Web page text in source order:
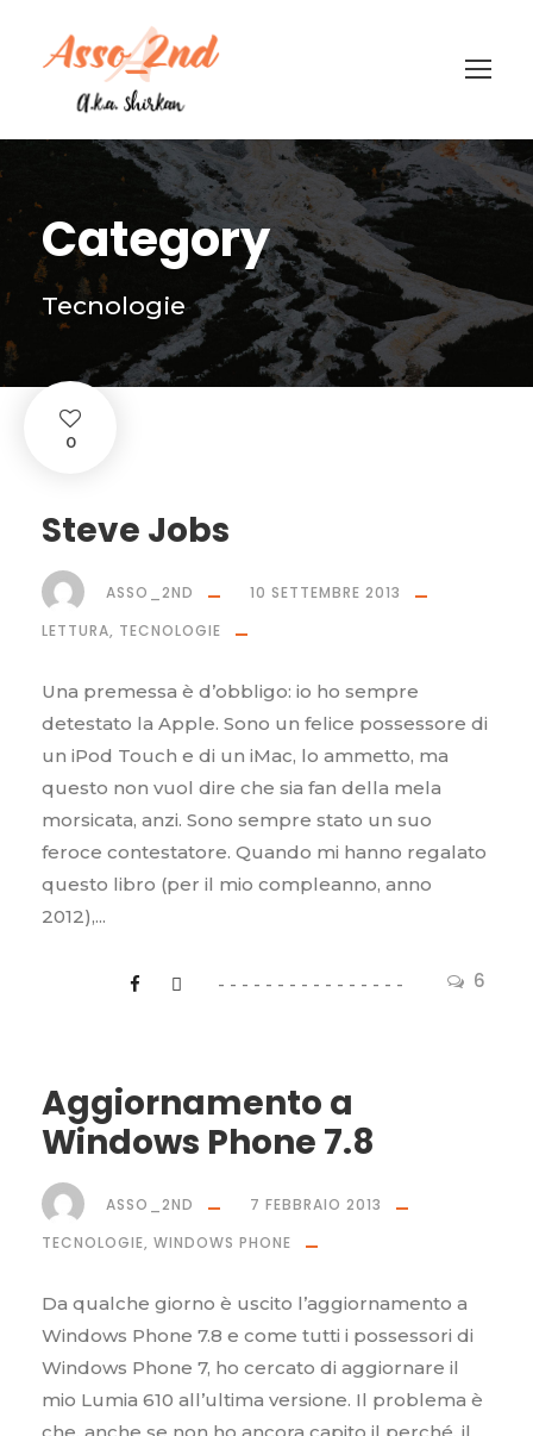
Category
Tecnologie
0
Steve Jobs
6
ASSO_2ND
10 SETTEMBRE 2013
LETTURA, TECNOLOGIE
Una premessa è d’obbligo: io ho sempre
detestato la Apple. Sono un felice possessore di
un iPod Touch e di un iMac, lo ammetto, ma
questo non vuol dire che sia fan della mela
morsicata, anzi. Sono sempre stato un suo
feroce contestatore. Quando mi hanno regalato
questo libro (per il mio compleanno, anno
2012),...
Aggiornamento a
Windows Phone 7.8
ASSO_2ND
7 FEBBRAIO 2013
TECNOLOGIE, WINDOWS PHONE
Da qualche giorno è uscito l’aggiornamento a
Windows Phone 7.8 e come tutti i possessori di
Windows Phone 7, ho cercato di aggiornare il
mio Lumia 610 all’ultima versione. Il problema è